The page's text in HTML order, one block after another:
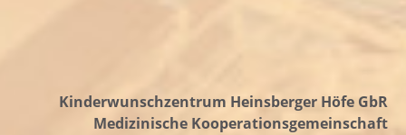
Kinderwunschzentrum Heinsberger Höfe GbR
Medizinische Kooperationsgemeinschaft